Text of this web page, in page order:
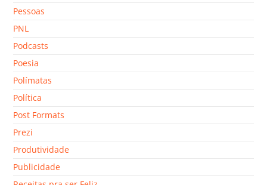
Pessoas
PNL
Podcasts
Poesia
Polímatas
Política
Post Formats
Prezi
Produtividade
Publicidade